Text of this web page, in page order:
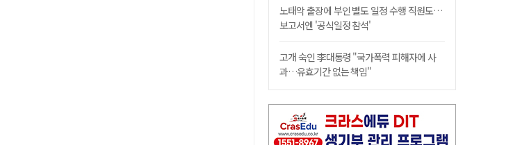
노태악 출장에 부인 별도 일정 수행 직원도…
보고서엔 '공식일정 참석'
고개 숙인 李대통령 "국가폭력 피해자에 사
과…유효기간 없는 책임"